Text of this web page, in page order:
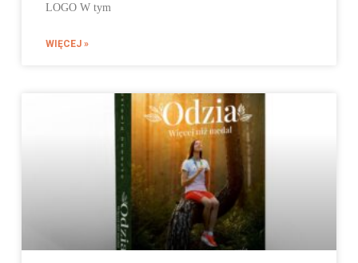
LOGO W tym
WIĘCEJ »